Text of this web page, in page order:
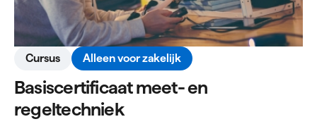
Basiscertificaat meet- en
regeltechniek
Cursus Alleen voor zakelijk